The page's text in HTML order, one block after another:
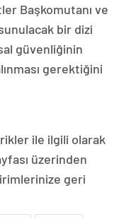
Başkomutanı ve
bir dizi
güvenliğinin
gerektiğini
ile ilgili olarak
üzerinden
geri